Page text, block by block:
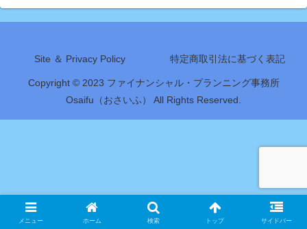
Site ＆ Privacy Policy 特定商取引法に基づく表記
Copyright © 2023 ファイナンシャル・プランニング事務所
Osaifu（おさいふ） All Rights Reserved.
メニュー ホーム 検索 トップ サイドバー